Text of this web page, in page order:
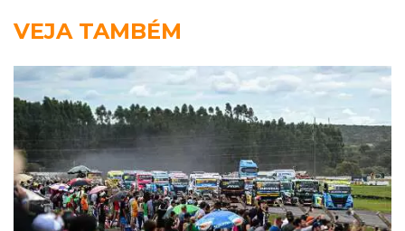
VEJA TAMBÉM